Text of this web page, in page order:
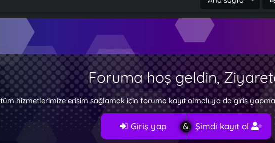
Foruma hoş geldin,
hizmetlerimize erişim sağlamak için foruma kayıt olmalı ya da giriş
Giriş yap Şimdi kayıt ol